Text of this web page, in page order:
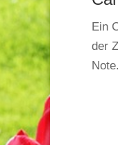
Ein
der
Note.